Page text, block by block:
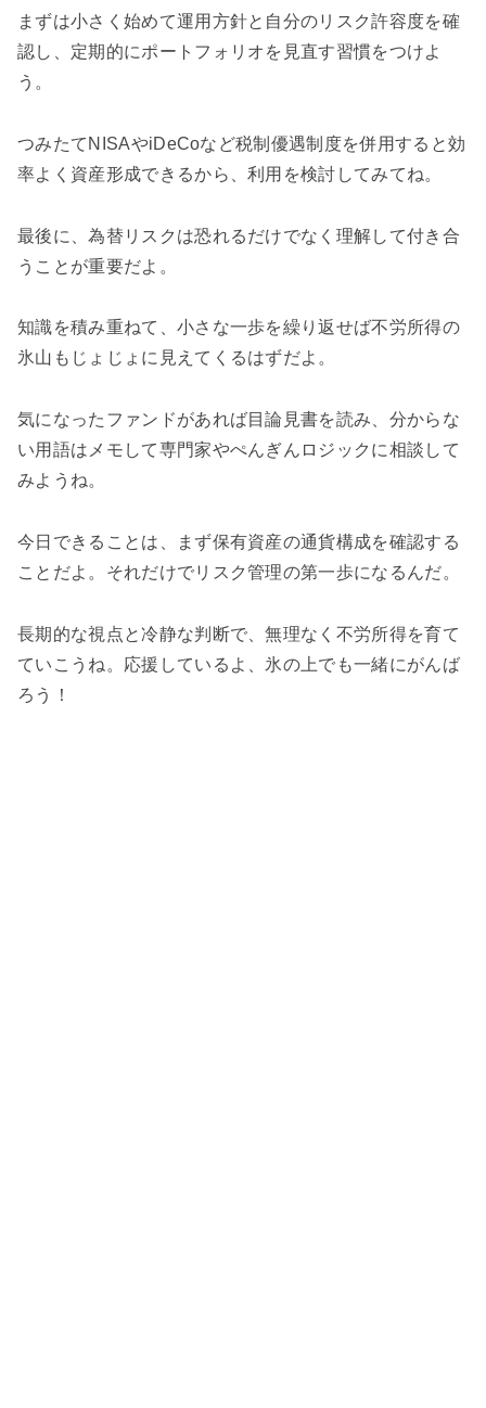
まずは小さく始めて運用方針と自分のリスク許容度を確
認し、定期的にポートフォリオを見直す習慣をつけよ
う。
つみたてNISAやiDeCoなど税制優遇制度を併用すると効
率よく資産形成できるから、利用を検討してみてね。
最後に、為替リスクは恐れるだけでなく理解して付き合
うことが重要だよ。
知識を積み重ねて、小さな一歩を繰り返せば不労所得の
氷山もじょじょに見えてくるはずだよ。
気になったファンドがあれば目論見書を読み、分からな
い用語はメモして専門家やぺんぎんロジックに相談して
みようね。
今日できることは、まず保有資産の通貨構成を確認する
ことだよ。それだけでリスク管理の第一歩になるんだ。
長期的な視点と冷静な判断で、無理なく不労所得を育て
ていこうね。応援しているよ、氷の上でも一緒にがんば
ろう！